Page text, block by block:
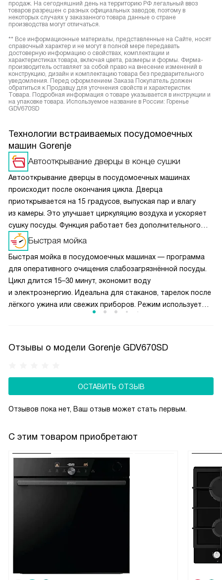
продаж. На сегодняшний день на территорию РФ легальный ввоз
товаров разрешен с разных официальных заводов, поэтому в
некоторых случаях у заказанного товара данные о стране
производства могут отличаться.
** Все информационные материалы, представленные на Сайте, носят
справочный характер и не могут в полной мере передавать
достоверную информацию о свойствах, комплектации и
характеристиках товара, включая цвета, размеры и формы. Фирма-
производитель оставляет за собой право на внесение изменений в
конструкцию, дизайн и комплектацию товара без предварительного
уведомления. Перед оформлением Заказа Покупатель должен
обратиться к Продавцу для уточнения свойств и характеристик
Товара. Подробная информация о товаре указывается в инструкции и
на упаковке товара. Используемое название в России: Горенье
GDV670SD
Технологии встраиваемых посудомоечных
машин Gorenje
Автооткрывание дверцы в конце сушки
Автооткрывание дверцы в посудомоечных машинах
происходит после окончания цикла. Дверца
приоткрывается на 15 градусов, выпуская пар и влагу
из камеры. Это улучшает циркуляцию воздуха и ускоряет
сушку посуды. Функция работает без дополнительного
расхода электроэнергии.
Быстрая мойка
Быстрая мойка в посудомоечных машинах — программа
для оперативного очищения слабозагрязнённой посуды.
Цикл длится 15–30 минут, экономит воду
и электроэнергию. Идеальна для стаканов, тарелок после
лёгкого ужина или свежих приборов. Режим использует
посуды — выбирайте стандартные программы.
Отзывы о модели Gorenje GDV670SD
ОСТАВИТЬ ОТЗЫВ
Отзывов пока нет, Ваш отзыв может стать первым.
С этим товаром приобретают